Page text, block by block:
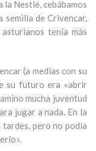
la Nestlé, cebábamos
semilla de Crivencar,
tenía más
(a medias con su
su futuro era «abrir
mucha juventud
jugar a nada. En la
pero no podía